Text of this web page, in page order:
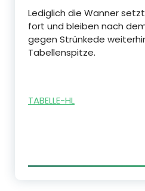
Lediglich die Wanner
fort und bleiben nach
gegen Strünkede
Tabellenspitze.
TABELLE-HL